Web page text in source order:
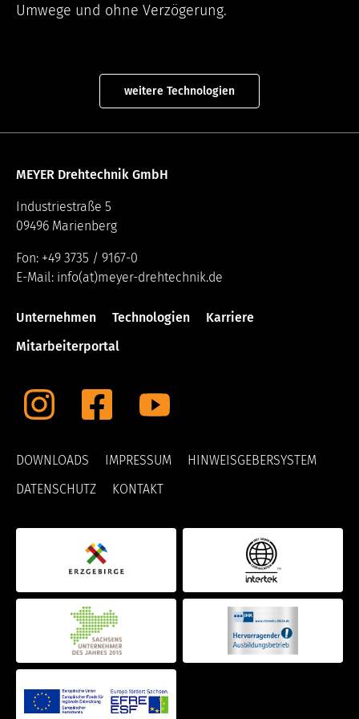
Umwege und ohne Verzögerung.
weitere Technologien
MEYER Drehtechnik GmbH
Industriestraße 5
09496 Marienberg
Fon: +49 3735 / 9167-0
E-Mail: info(at)meyer-drehtechnik.de
Unternehmen Technologien
Karriere
Mitarbeiterportal
DOWNLOADS IMPRESSUM
HINWEISGEBERSYSTEM
DATENSCHUTZ
KONTAKT
Cookie Consent
Zweck:
Einwilligungsoptionen des Benutzers
1 Jahr
STATISTIKEN
Statistik-Cookies sammeln anonym Informationen.
Diese Informationen helfen uns zu verstehen, wie
Google Analytics
_ga, _gat_, _gid
Anbieter:
Cookie von Google für Website-Analysen. Erzeugt
statistische Daten darüber, wie der Besucher die
Cookie Laufzeit:
2 Jahre